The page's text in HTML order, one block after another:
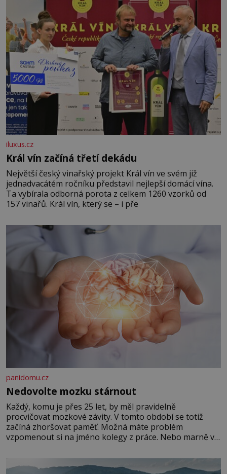
iluxus.cz
Král vín začíná třetí dekádu
Největší český vinařský projekt Král vín ve svém již
jednadvacátém ročníku představil nejlepší domácí vína.
Ta vybírala odborná porota z celkem 1260 vzorků od
157 vinařů. Král vín, který se – i pře
panidomu.cz
Nedovolte mozku stárnout
Každý, komu je přes 25 let, by měl pravidelně
procvičovat mozkové závity. V tomto období se totiž
začíná zhoršovat paměť. Možná máte problém
vzpomenout si na jméno kolegy z práce. Nebo marně v
Je to opravdu tak, s věkem jako kdyby se paměť
rozhodla stávkovat. Cvičte